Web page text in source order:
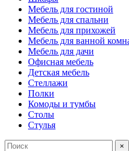
Мебель для гостиной
Мебель для спальни
Мебель для прихожей
Мебель для ванной
Мебель для дачи
Офисная мебель
Детская мебель
Стеллажи
Полки
Комоды и тумбы
Столы
Стулья
×